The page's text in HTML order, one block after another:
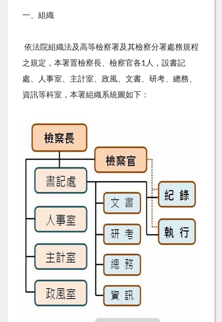
一、組織
依法院組織法及高等檢察署及其檢察分署處務規程
之規定，本署置檢察長、檢察官各1人，設書記
處、人事室、主計室、政風、文書、研考、總務、
資訊等科室，本署組織系統圖如下：